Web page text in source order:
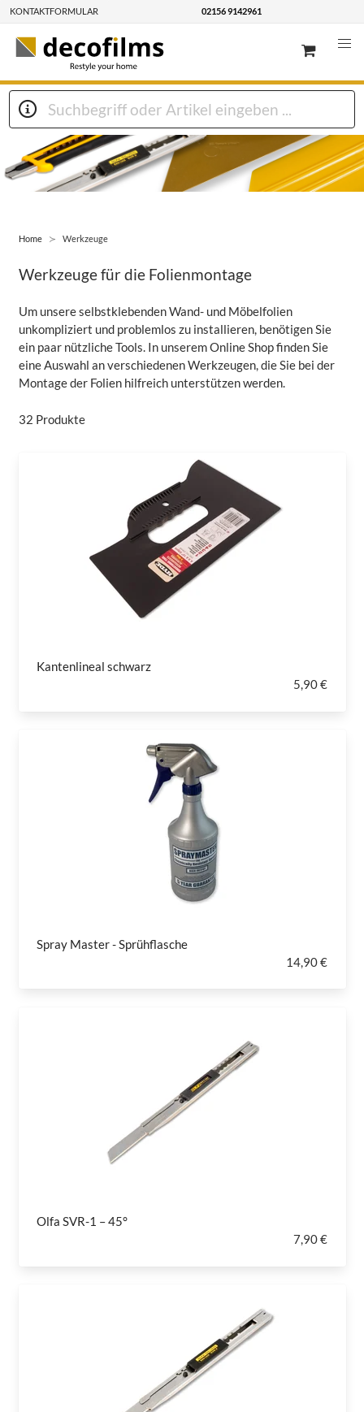
KONTAKTFORMULAR 02156 9142961
Home Werkzeuge
Werkzeuge für die Folienmontage
Um unsere selbstklebenden Wand- und Möbelfolien
unkompliziert und problemlos zu installieren, benötigen Sie
ein paar nützliche Tools. In unserem Online Shop finden Sie
eine Auswahl an verschiedenen Werkzeugen, die Sie bei der
Montage der Folien hilfreich unterstützen werden.
32 Produkte
Kantenlineal schwarz
5,90 €
Spray Master - Sprühflasche
14,90 €
Olfa SVR-1 – 45°
7,90 €